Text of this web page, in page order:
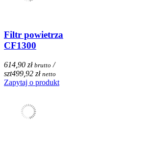
Filtr powietrza
CF1300
614,90 zł brutto /
szt499,92 zł netto
Zapytaj o produkt